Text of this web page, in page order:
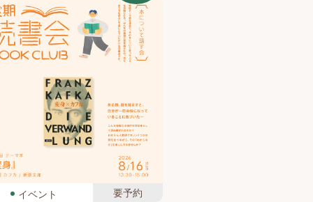
イベント 要予約